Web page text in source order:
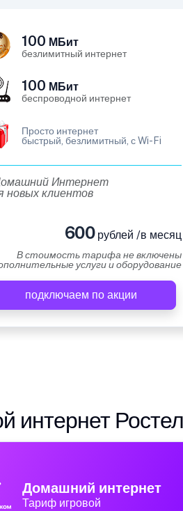
100 МБит
безлимитный интернет
100 МБит
беспроводной интернет
Просто интернет
быстрый, безлимитный, с Wi-Fi
Интернет
новых клиентов
600рублей /в месяц
В стоимость тарифа не включены
услуги и оборудование
подключаем по акции
интернет
Домашний интернет
Тариф игровой